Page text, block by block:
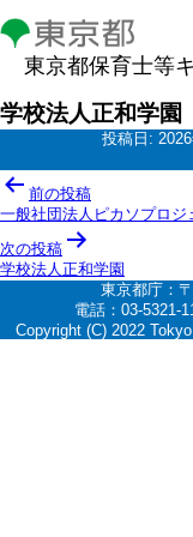
東京都保育士等
学校法人正和学園
投稿日:
投
稿
ナ
ビ
ー
前の投稿
一般社団法人ピカソプロジ
次の投稿
学校法人正和学園
東京都庁：
電話：03-5321-
Copyright (C) 2022